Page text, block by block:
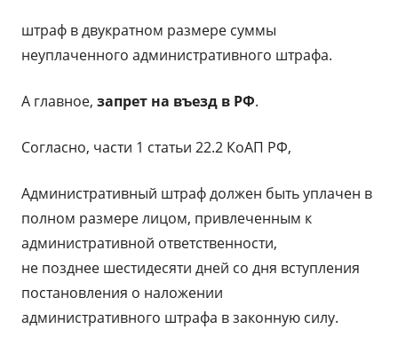
штраф в двукратном размере суммы
неуплаченного административного штрафа.
А главное, запрет на въезд в РФ.
Согласно, части 1 статьи 22.2 КоАП РФ,
Административный штраф должен быть уплачен в
полном размере лицом, привлеченным к
административной ответственности,
не позднее шестидесяти дней со дня вступления
постановления о наложении
административного штрафа в законную силу.